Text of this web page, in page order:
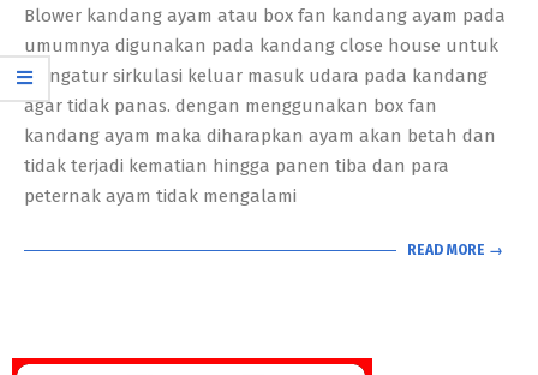
16
Blower kandang ayam atau box fan kandang ayam pada
umumnya digunakan pada kandang close house untuk
mengatur sirkulasi keluar masuk udara pada kandang
agar tidak panas. dengan menggunakan box fan
kandang ayam maka diharapkan ayam akan betah dan
tidak terjadi kematian hingga panen tiba dan para
peternak ayam tidak mengalami
READ MORE →